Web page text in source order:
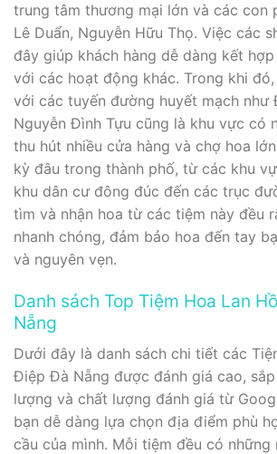
trung tâm thương mại lớn và các con
Lê Duẩn, Nguyễn Hữu Thọ. Việc các
đây giúp khách hàng dễ dàng kết
với các hoạt động khác. Trong khi đó,
với các tuyến đường huyết mạch như
Nguyễn Đình Tựu cũng là khu vực có
thu hút nhiều cửa hàng và chợ hoa
kỳ đâu trong thành phố, từ các khu
khu dân cư đông đúc đến các trục
tìm và nhận hoa từ các tiệm này đều
nhanh chóng, đảm bảo hoa đến tay
và nguyên vẹn.
Danh sách Top Tiệm Hoa Lan
Nẵng
Dưới đây là danh sách chi tiết các
Điệp Đà Nẵng được đánh giá cao,
lượng và chất lượng đánh giá từ
bạn dễ dàng lựa chọn địa điểm phù
cầu của mình. Mỗi tiệm đều có